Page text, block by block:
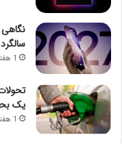
سالگرد
1 هفته پیش
یک
1 هفته پیش